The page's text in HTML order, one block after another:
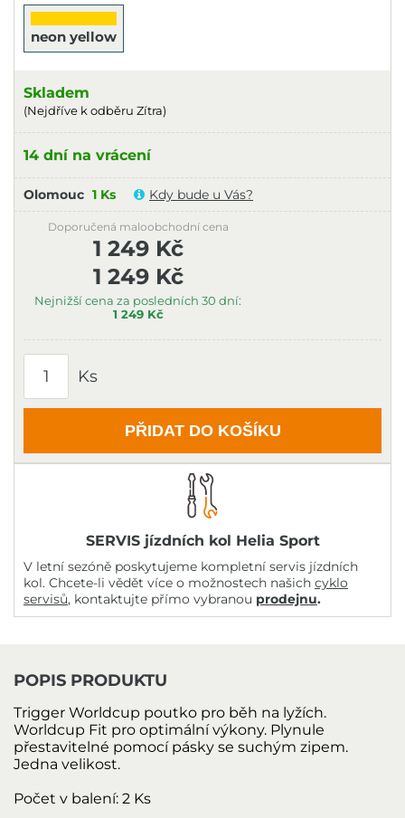
neon yellow
Skladem
(Nejdříve k odběru Zítra)
14 dní na vrácení
Olomouc 1 Ks Kdy bude u Vás?
1 249 Kč
Nejnižší cena za posledních 30 dní:
1 249 Kč
Doporučená maloobchodní cena
1 249 Kč
Ks
PŘIDAT DO KOŠÍKU
SERVIS jízdních kol Helia Sport
V letní sezóně poskytujeme kompletní servis jízdních
kol. Chcete-li vědět více o možnostech našich cyklo
servisů, kontaktujte přímo vybranou prodejnu.
POPIS PRODUKTU
Trigger Worldcup poutko pro běh na lyžích.
Worldcup Fit pro optimální výkony. Plynule
přestavitelné pomocí pásky se suchým zipem.
Jedna velikost.
Počet v balení: 2 Ks